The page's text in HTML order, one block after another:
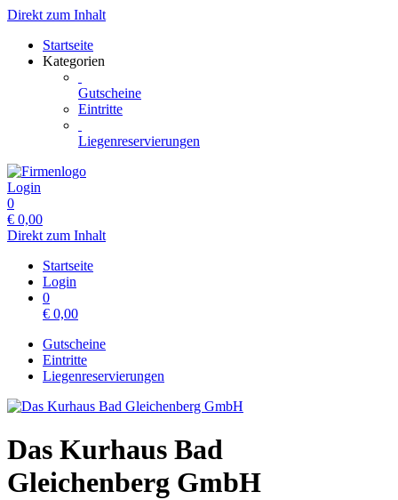
Direkt zum Inhalt
Startseite
Kategorien
Gutscheine
Eintritte
Liegenreservierungen
Login
0
€ 0,00
Direkt zum Inhalt
Startseite
Login
0
€ 0,00
Gutscheine
Eintritte
Liegenreservierungen
Das Kurhaus Bad
Gleichenberg GmbH